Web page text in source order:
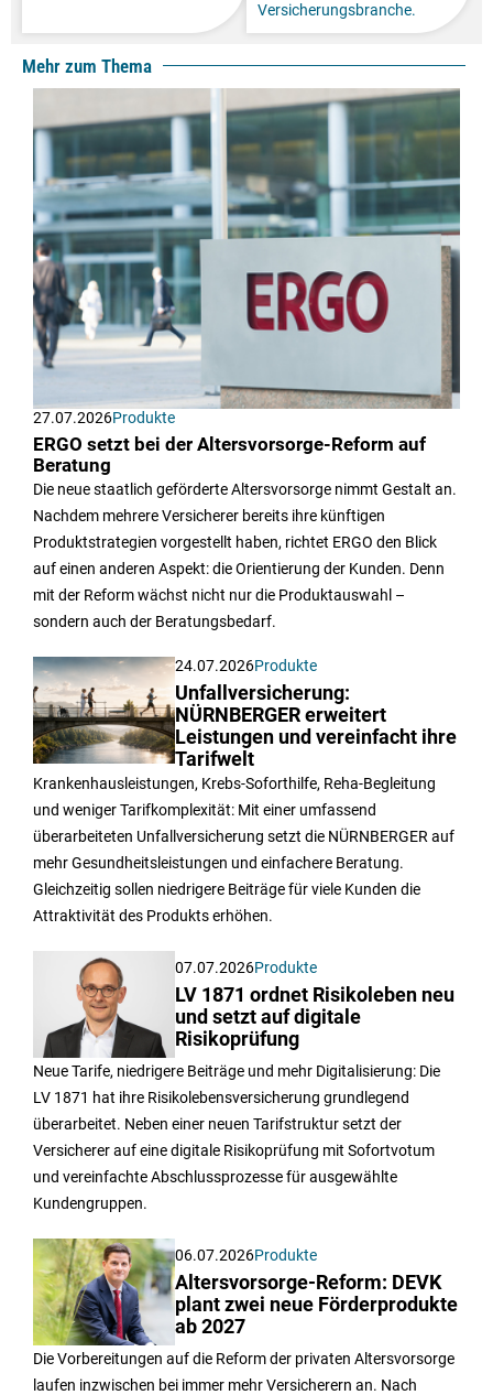
Versicherungsbranche.
Mehr zum Thema
27.07.2026Produkte
ERGO setzt bei der Altersvorsorge-Reform auf
Beratung
Die neue staatlich geförderte Altersvorsorge nimmt Gestalt an.
Nachdem mehrere Versicherer bereits ihre künftigen
Produktstrategien vorgestellt haben, richtet ERGO den Blick
auf einen anderen Aspekt: die Orientierung der Kunden. Denn
mit der Reform wächst nicht nur die Produktauswahl –
sondern auch der Beratungsbedarf.
24.07.2026Produkte
Unfallversicherung:
NÜRNBERGER erweitert
Leistungen und vereinfacht ihre
Tarifwelt
Krankenhausleistungen, Krebs-Soforthilfe, Reha-Begleitung
und weniger Tarifkomplexität: Mit einer umfassend
überarbeiteten Unfallversicherung setzt die NÜRNBERGER auf
mehr Gesundheitsleistungen und einfachere Beratung.
Gleichzeitig sollen niedrigere Beiträge für viele Kunden die
Attraktivität des Produkts erhöhen.
07.07.2026Produkte
LV 1871 ordnet Risikoleben neu
und setzt auf digitale
Risikoprüfung
Neue Tarife, niedrigere Beiträge und mehr Digitalisierung: Die
LV 1871 hat ihre Risikolebensversicherung grundlegend
überarbeitet. Neben einer neuen Tarifstruktur setzt der
Versicherer auf eine digitale Risikoprüfung mit Sofortvotum
und vereinfachte Abschlussprozesse für ausgewählte
Kundengruppen.
06.07.2026Produkte
Altersvorsorge-Reform: DEVK
plant zwei neue Förderprodukte
ab 2027
Die Vorbereitungen auf die Reform der privaten Altersvorsorge
laufen inzwischen bei immer mehr Versicherern an. Nach